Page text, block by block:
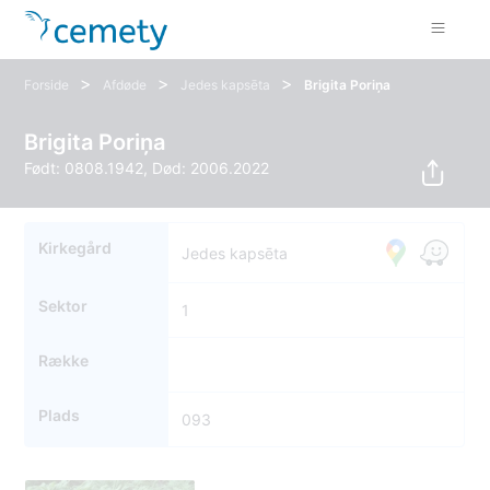
Forside > Afdøde > Jedes kapsēta > Brigita Poriņa
Brigita Poriņa
Født: 0808.1942, Død: 2006.2022
Kirkegård Jedes kapsēta
Sektor 1
Række
Plads 093